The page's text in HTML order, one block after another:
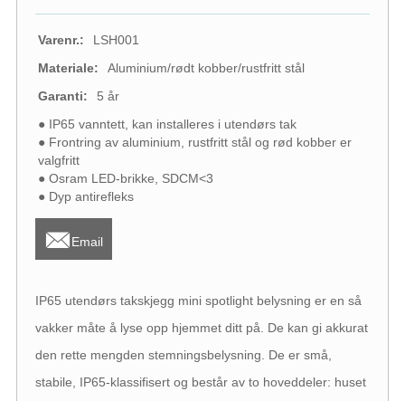
Varenr.:
LSH001
Materiale:
Aluminium/rødt kobber/rustfritt stål
Garanti:
5 år
● IP65 vanntett, kan installeres i utendørs tak
● Frontring av aluminium, rustfritt stål og rød kobber er
valgfritt
● Osram LED-brikke, SDCM<3
● Dyp antirefleks
Email
IP65 utendørs takskjegg mini spotlight belysning er en så
vakker måte å lyse opp hjemmet ditt på. De kan gi akkurat
den rette mengden stemningsbelysning. De er små,
stabile, IP65-klassifisert og består av to hoveddeler: huset